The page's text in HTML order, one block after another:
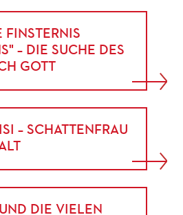
FINSTERNIS
– DIE SUCHE DES
GOTT
– SCHATTENFRAU
DIE VIELEN